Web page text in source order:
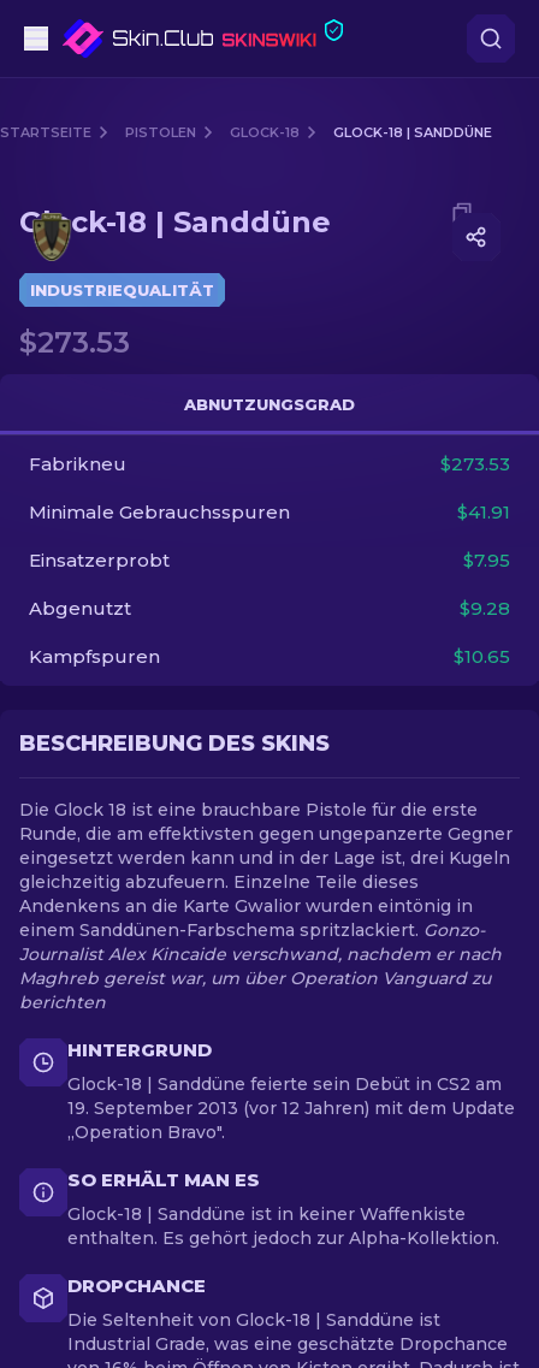
Gewehr
Scharfschützengewehr
Messer
Kisten
Andere
STARTSEITE PISTOLEN GLOCK-18 GLOCK-18 | SANDDÜNE
Media of Glock-18 | Sanddüne
Glock-18 | Sanddüne
INDUSTRIEQUALITÄT
$273.53
ABNUTZUNGSGRAD
Fabrikneu $273.53
Minimale Gebrauchsspuren $41.91
Einsatzerprobt $7.95
Abgenutzt $9.28
Kampfspuren $10.65
BESCHREIBUNG DES SKINS
Die Glock 18 ist eine brauchbare Pistole für die erste
Runde, die am effektivsten gegen ungepanzerte Gegner
eingesetzt werden kann und in der Lage ist, drei Kugeln
gleichzeitig abzufeuern. Einzelne Teile dieses
Andenkens an die Karte Gwalior wurden eintönig in
einem Sanddünen-Farbschema spritzlackiert. Gonzo-
Journalist Alex Kincaide verschwand, nachdem er nach
Maghreb gereist war, um über Operation Vanguard zu
berichten
HINTERGRUND
Glock-18 | Sanddüne feierte sein Debüt in CS2 am
19. September 2013 (vor 12 Jahren) mit dem Update
„Operation Bravo".
SO ERHÄLT MAN ES
Glock-18 | Sanddüne ist in keiner Waffenkiste
enthalten. Es gehört jedoch zur Alpha-Kollektion.
DROPCHANCE
Die Seltenheit von Glock-18 | Sanddüne ist
Industrial Grade, was eine geschätzte Dropchance